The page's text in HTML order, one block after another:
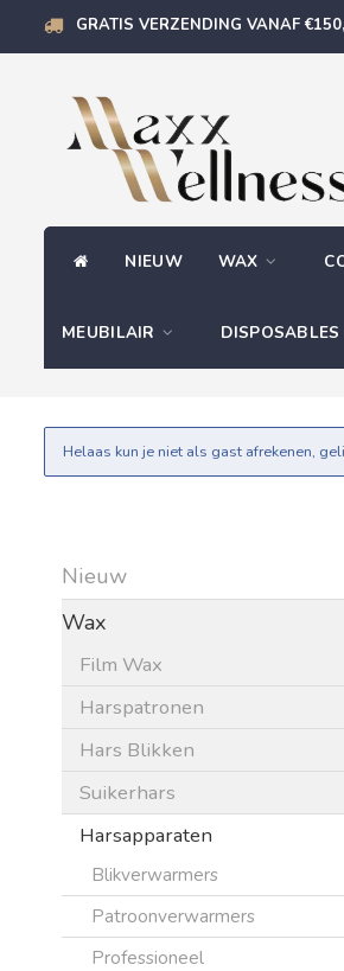
GRATIS VERZENDING VANAF
NIEUW WAX
MEUBILAIR DISPOSABLES
Helaas kun je niet als gast afrekenen,
Nieuw
Wax
Film Wax
Harspatronen
Hars Blikken
Suikerhars
Harsapparaten
Blikverwarmers
Patroonverwarmers
Professioneel